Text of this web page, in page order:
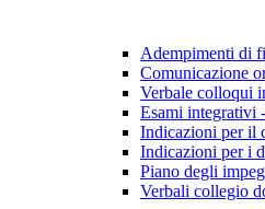
Adempimenti di
Comunicazione
Verbale colloqui
Esami integrativi
Indicazioni per il
Indicazioni per i
Piano degli
Verbali collegio